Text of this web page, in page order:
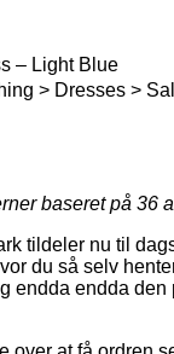
– Light Blue
> Dresses >
baseret på 36
tildeler nu til
du så selv
endda endda